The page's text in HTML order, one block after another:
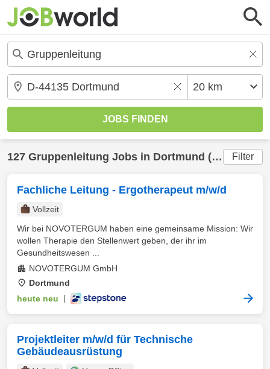
127 Gruppenleitung Jobs in Dortmund (20 km) gefunden Filter
Fachliche Leitung - Ergotherapeut m/w/d
Vollzeit
Wir bei NOVOTERGUM haben eine gemeinsame Mission: Wir
wollen Therapie den Stellenwert geben, der ihr im
Gesundheitswesen ...
NOVOTERGUM GmbH
Dortmund
heute neu
Projektleiter m/w/d für Technische
Gebäudeausrüstung